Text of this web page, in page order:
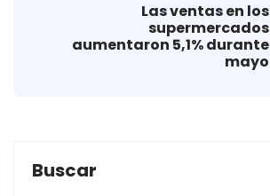
Las ventas en los
supermercados
aumentaron 5,1% durante
mayo
Buscar